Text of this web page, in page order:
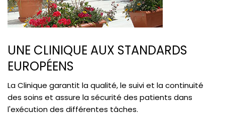
UNE CLINIQUE AUX STANDARDS
EUROPÉENS
La Clinique garantit la qualité, le suivi et la continuité
des soins et assure la sécurité des patients dans
l'exécution des différentes tâches.